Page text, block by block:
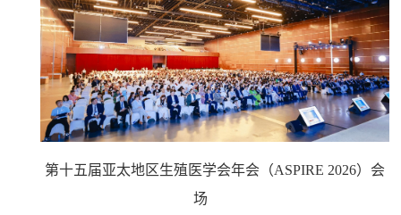
第十五届亚太地区生殖医学会年会（ASPIRE 2026）会
场